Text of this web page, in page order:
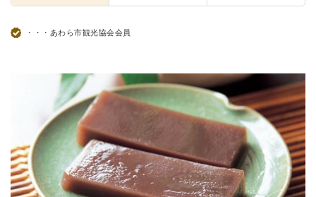
・・・あわら市観光協会会員